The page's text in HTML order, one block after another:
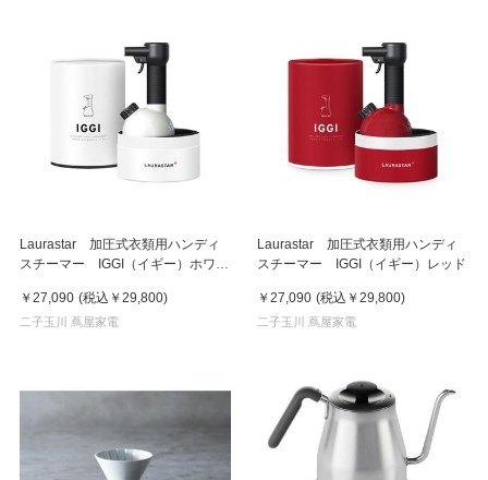
Laurastar 加圧式衣類用ハンディ
スチーマー IGGI（イギー）ホワイ
￥27,090 (税込 ￥29,800)
二子玉川 蔦屋家電
Laurastar 加圧式衣類用ハンディ
スチーマー IGGI（イギー）レッド
￥27,090 (税込 ￥29,800)
二子玉川 蔦屋家電